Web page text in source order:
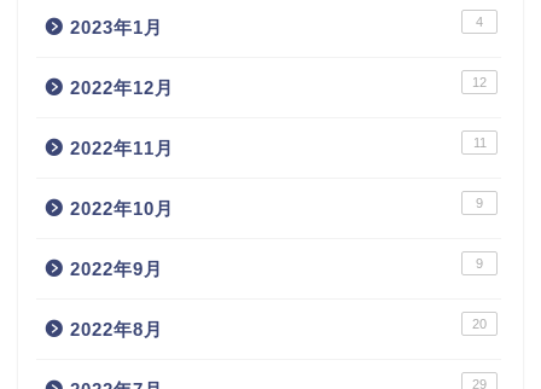
2023年1月 4
2022年12月 12
2022年11月 11
2022年10月 9
2022年9月 9
2022年8月 20
29